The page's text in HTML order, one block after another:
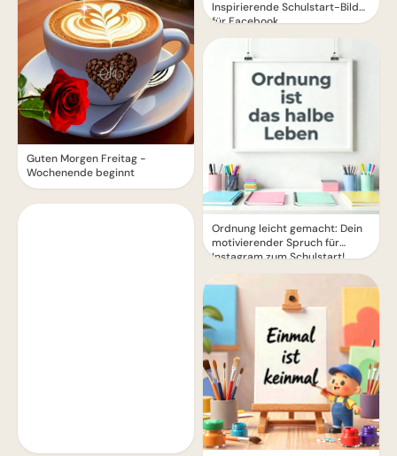
Guten Morgen Freitag -
Wochenende beginnt
Inspirierende Schulstart-Bilder
für Facebook
Ordnung leicht gemacht: Dein
motivierender Spruch für
Instagram zum Schulstart!